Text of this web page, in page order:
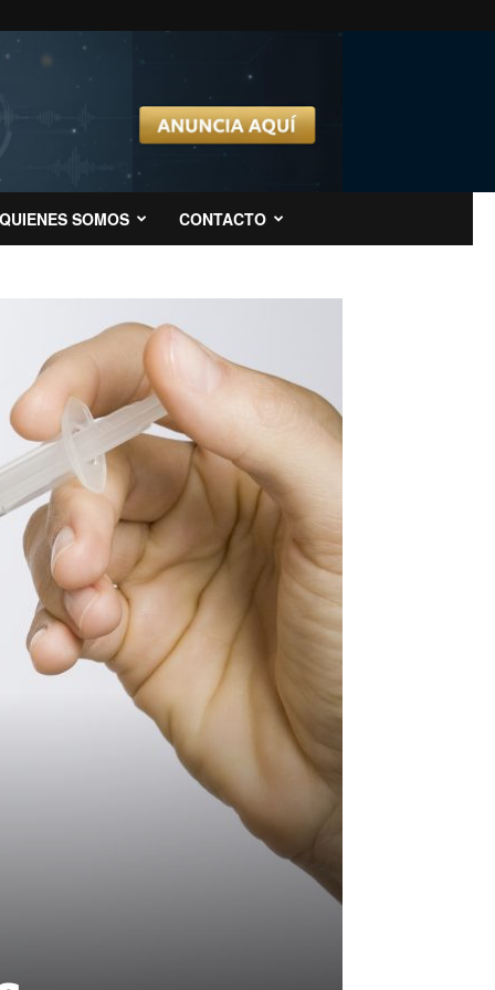
QUIENES SOMOS CONTACTO